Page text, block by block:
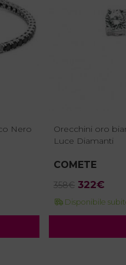
assolutamente
confezione regalo
portachiavi Baraka è
a mio marito.
Nero
Orecchini oro
Luce Diamanti
COMETE
358€ Il
prezzo
358€.
322€
Disponibile